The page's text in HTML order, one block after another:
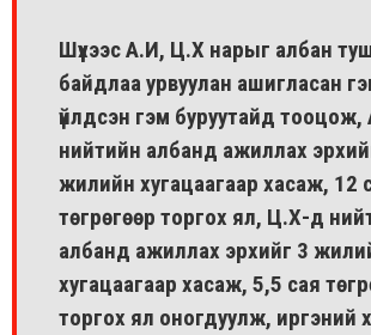
Шүүхээс А.И, Ц.Х нарыг албан
байдлаа урвуулан ашигласан
үйлдсэн гэм буруутайд
нийтийн албанд ажиллах
жилийн хугацаагаар хасаж, 12
төгрөгөөр торгох ял, Ц.Х-д
албанд ажиллах эрхийг 3
хугацаагаар хасаж, 5,5 сая
торгох ял оногдуулж, иргэний